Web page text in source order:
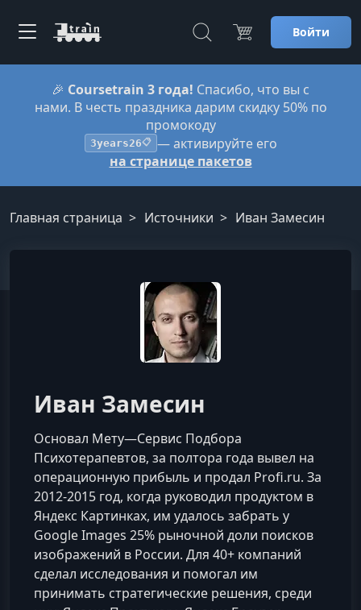
Войти
🎉 Coursetrain 3 года! Спасибо, что вы с
нами. В честь праздника дарим скидку 50% по
промокоду
3years26📋 — активируйте его
на странице пакетов
Главная страница Источники Иван Замесин
Иван Замесин
Основал Мету—Сервис Подбора
Психотерапевтов, за полтора года вывел на
операционную прибыль и продал Profi.ru. За
2012-2015 год, когда руководил продуктом в
Яндекс Картинках, им удалось забрать у
Google Images 25% рыночной доли поисков
изображений в России. Для 40+ компаний
сделал исследования и помогал им
принимать стратегические решения, среди